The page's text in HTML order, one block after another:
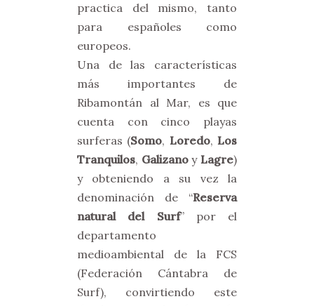
practica del mismo, tanto
para españoles como
europeos.
Una de las características
más importantes de
Ribamontán al Mar, es que
cuenta con cinco playas
surferas (Somo, Loredo,Los
Tranquilos, GalizanoyLagre)
y obteniendo a su vez la
denominación de “Reserva
natural del Surf” por el
departamento
medioambiental de la FCS
(Federación Cántabra de
Surf), convirtiendo este